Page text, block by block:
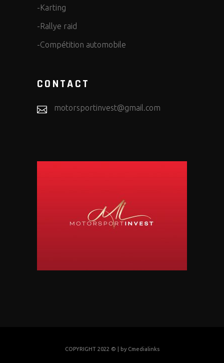
-Karting
-Rallye raid
-Compétition automobile
CONTACT
motorsportinvest@gmail.com
COPYRIGHT 2022 © | by Cmedialinks